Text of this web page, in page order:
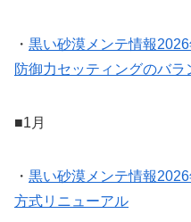
・ 黒い砂漠メンテ情報
防御力セッティングのバラ
■1月
・ 黒い砂漠メンテ情報
方式リニューアル